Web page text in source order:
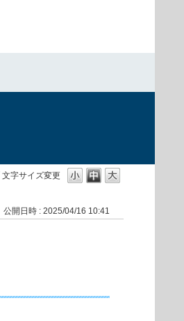
文字サイズ変更
公開日時 : 2025/04/16 10:41